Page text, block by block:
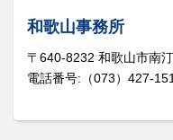
和歌山事務所
〒640-8232 和歌山市南
電話番号:（073）427-